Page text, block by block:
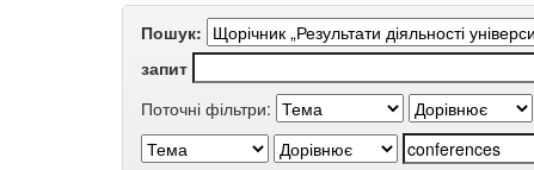
Пошук:
запит
Поточні фільтри: